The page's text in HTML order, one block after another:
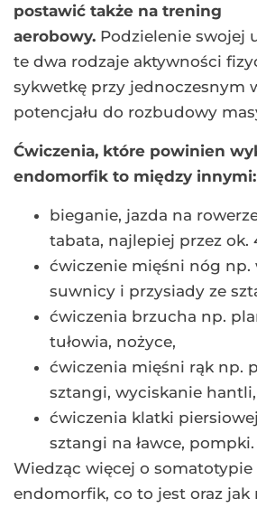
postawić także na trening
aerobowy. Podzielenie swojej
te dwa rodzaje aktywności
sykwetkę przy jednoczesnym
potencjału do rozbudowy
Ćwiczenia, które powinien
endomorfik to między innymi:
bieganie, jazda na
tabata, najlepiej przez ok.
ćwiczenie mięśni nóg np.
suwnicy i przysiady ze
ćwiczenia brzucha np.
tułowia, nożyce,
ćwiczenia mięśni rąk np.
sztangi, wyciskanie hantli,
ćwiczenia klatki
sztangi na ławce, pompki.
Wiedząc więcej o somatotypie
endomorfik, co to jest oraz jak